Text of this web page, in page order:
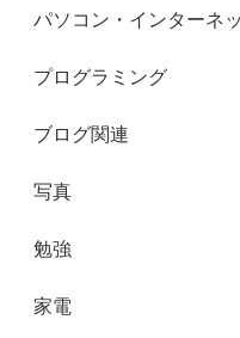
パソコン・インターネ
プログラミング
ブログ関連
写真
勉強
家電